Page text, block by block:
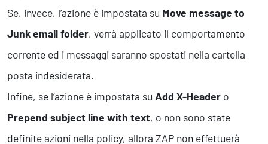
Se, invece, l’azione è impostata su Move message to
Junk email folder, verrà applicato il comportamento
corrente ed i messaggi saranno spostati nella cartella
posta indesiderata.
Infine, se l’azione è impostata su Add X-Header o
Prepend subject line with text, o non sono state
definite azioni nella policy, allora ZAP non effettuerà